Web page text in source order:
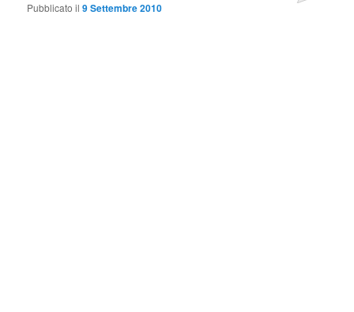
Pubblicato il9 Settembre 2010